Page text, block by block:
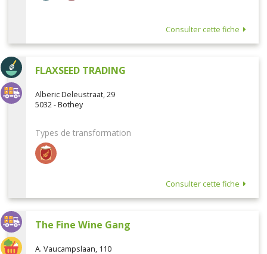
Consulter cette fiche
FLAXSEED TRADING
Alberic Deleustraat, 29
5032 - Bothey
Types de transformation
Consulter cette fiche
The Fine Wine Gang
A. Vaucampslaan, 110